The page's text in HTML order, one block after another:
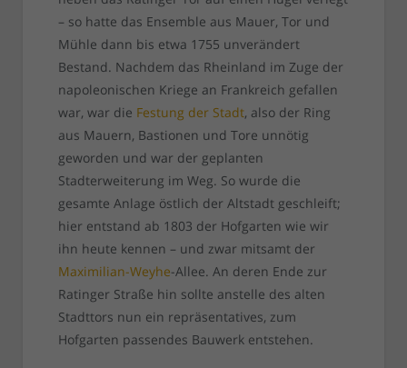
– so hatte das Ensemble aus Mauer, Tor und
Mühle dann bis etwa 1755 unverändert
Bestand. Nachdem das Rheinland im Zuge der
napoleonischen Kriege an Frankreich gefallen
war, war die Festung der Stadt, also der Ring
aus Mauern, Bastionen und Tore unnötig
geworden und war der geplanten
Stadterweiterung im Weg. So wurde die
gesamte Anlage östlich der Altstadt geschleift;
hier entstand ab 1803 der Hofgarten wie wir
ihn heute kennen – und zwar mitsamt der
Maximilian-Weyhe-Allee. An deren Ende zur
Ratinger Straße hin sollte anstelle des alten
Stadttors nun ein repräsentatives, zum
Hofgarten passendes Bauwerk entstehen.